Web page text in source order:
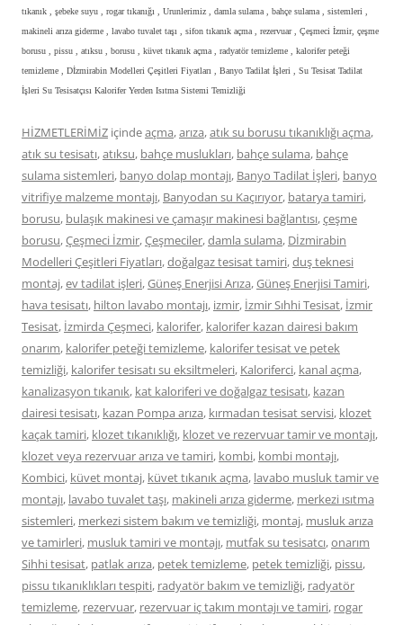
tıkanık , şebeke suyu , rogar tıkanığı , Urunlerimiz , damla sulama , bahçe sulama , sistemleri ,
makineli arıza giderme , lavabo tuvalet taşı , sifon tıkanık açma , rezervuar , Çeşmeci İzmir, çeşme
borusu , pissu , atıksu , borusu , küvet tıkanık açma , radyatör temizleme , kalorifer peteği
temizleme , Dİzmirabin Modelleri Çeşitleri Fiyatları , Banyo Tadilat İşleri , Su Tesisat Tadilat
İşleri Su Tesisatçısı Kalorifer Yerden Isıtma Sistemi Temizliği
HİZMETLERİMİZ içindeaçma,arıza,atık su borusu tıkanıklığı açma,
atık su tesisatı,atıksu, bahçe muslukları, bahçe sulama, bahçe
sulama sistemleri, banyo dolap montajı, Banyo Tadilat İşleri, banyo
vitrifiye malzeme montajı, Banyodan su Kaçırıyor, batarya tamiri,
borusu, bulaşık makinesi ve çamaşır makinesi bağlantısı,çeşme
borusu,Çeşmeci İzmir,Çeşmeciler,damla sulama, Dİzmirabin
Modelleri Çeşitleri Fiyatları,doğalgaz tesisat tamiri,duş teknesi
montaj,ev tadilat işleri,Güneş Enerjisi Arıza,Güneş Enerjisi Tamiri,
hava tesisatı, hilton lavabo montajı, izmir, İzmir Sıhhi Tesisat, İzmir
Tesisat, İzmirda Çeşmeci, kalorifer, kalorifer kazan dairesi bakım
onarım, kalorifer peteği temizleme, kalorifer tesisat ve petek
temizliği, kalorifer tesisatı su eksiltmeleri, Kaloriferci, kanal açma,
kanalizasyon tıkanık, kat kaloriferi ve doğalgaz tesisatı, kazan
dairesi tesisatı, kazan Pompa arıza, kırmadan tesisat servisi, klozet
kaçak tamiri, klozet tıkanıklığı, klozet ve rezervuar tamir ve montajı,
klozet veya rezervuar arıza ve tamiri, kombi, kombi montajı,
Kombici, küvet montaj, küvet tıkanık açma, lavabo musluk tamir ve
montajı, lavabo tuvalet taşı, makineli arıza giderme, merkezi ısıtma
sistemleri, merkezi sistem bakım ve temizliği, montaj, musluk arıza
ve tamirleri, musluk tamiri ve montajı, mutfak su tesisatcı,onarım
Sihhi tesisat, patlak arıza, petek temizleme, petek temizliği, pissu,
pissu tıkanıklıkları tespiti, radyatör bakım ve temizliği, radyatör
temizleme, rezervuar, rezervuar iç takım montajı ve tamiri, rogar